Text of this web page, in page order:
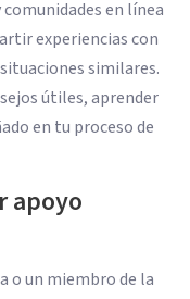
en línea
experiencias con
similares.
útiles, aprender
en tu proceso de
apoyo
o un miembro de la